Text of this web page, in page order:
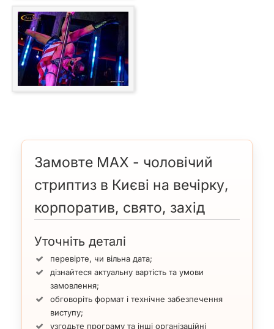
Замовте MAX - чоловічий
стриптиз в Києві на вечірку,
корпоратив, свято, захід
Уточніть деталі
перевірте, чи вільна дата;
дізнайтеся актуальну вартість та умови
замовлення;
обговоріть формат і технічне забезпечення
виступу;
узгодьте програму та інші організаційні